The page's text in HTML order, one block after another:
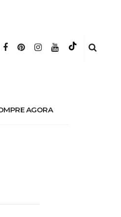
AGORA